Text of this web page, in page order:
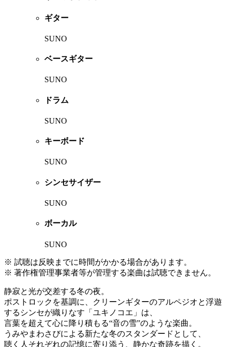
ギター
SUNO
ベースギター
SUNO
ドラム
SUNO
キーボード
SUNO
シンセサイザー
SUNO
ボーカル
SUNO
※ 試聴は反映までに時間がかかる場合があります。
※ 著作権管理事業者等が管理する楽曲は試聴できません。
静寂と光が交差する冬の夜。
ポストロックを基調に、クリーンギターのアルペジオと浮遊
するシンセが織りなす「ユキノコエ」は、
言葉を超えて心に降り積もる“音の雪”のような楽曲。
うみやまわさびによる新たな冬のスタンダードとして、
聴く人それぞれの記憶に寄り添う、静かな奇跡を描く。